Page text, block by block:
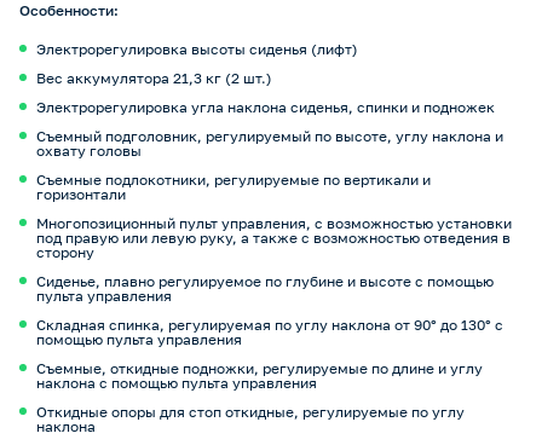
Особенности:
Электрорегулировка высоты сиденья (лифт)
Вес аккумулятора 21,3 кг (2 шт.)
Электрорегулировка угла наклона сиденья, спинки и подножек
Съемный подголовник, регулируемый по высоте, углу наклона и
охвату головы
Съемные подлокотники, регулируемые по вертикали и
горизонтали
Многопозиционный пульт управления, с возможностью установки
под правую или левую руку, а также с возможностью отведения в
сторону
Сиденье, плавно регулируемое по глубине и высоте с помощью
пульта управления
Складная спинка, регулируемая по углу наклона от 90° до 130° с
помощью пульта управления
Съемные, откидные подножки, регулируемые по длине и углу
наклона с помощью пульта управления
Откидные опоры для стоп откидные, регулируемые по углу
наклона